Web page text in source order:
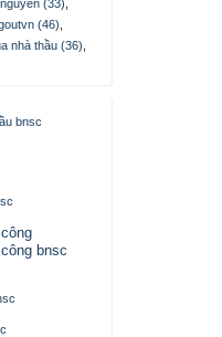
(33)
(46)
nhà thầu (36)
bnsc
bnsc